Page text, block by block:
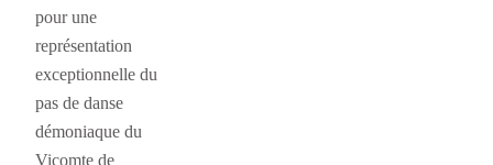
pour une
représentation
exceptionnelle du
pas de danse
démoniaque du
Vicomte de